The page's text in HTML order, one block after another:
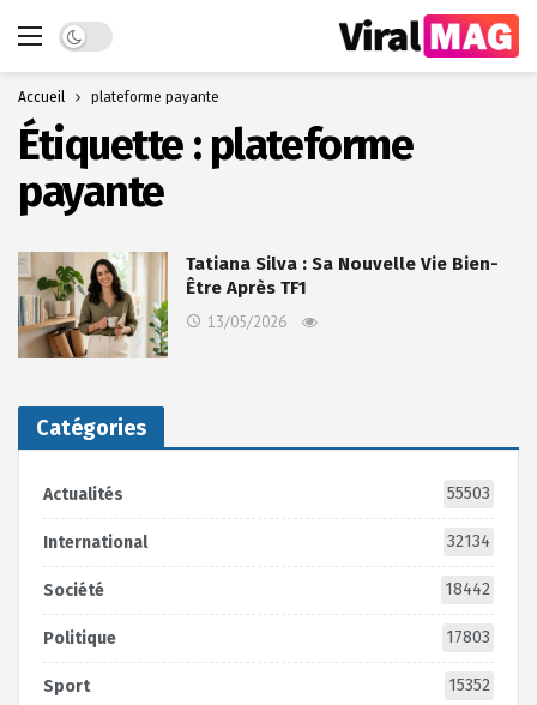
Dark mode
Accueil plateforme payante
Étiquette : plateforme
payante
Tatiana Silva : Sa Nouvelle Vie Bien-
Être Après TF1
13/05/2026
Catégories
Actualités 55503
International 32134
Société 18442
Politique 17803
Sport 15352